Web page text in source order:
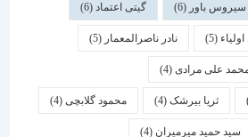
(6) گیتی اعتماد(6)
نادر ناصرالمعمار (5)
مرادی(4)
بیرشک(4) محمود گلابچی(4)
میرمیران(4)